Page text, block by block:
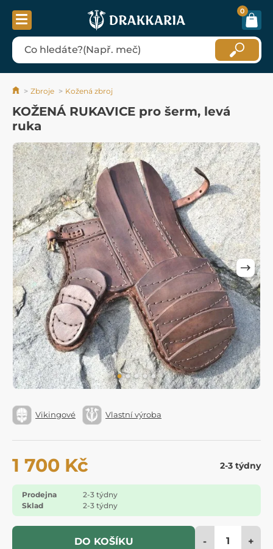
0
Zbroje Kožená zbroj
KOŽENÁ RUKAVICE pro šerm, levá
ruka
Vikingové Vlastní výroba
1 700 Kč 2-3 týdny
Prodejna
2-3 týdny
Sklad
2-3 týdny
DO KOŠÍKU - +